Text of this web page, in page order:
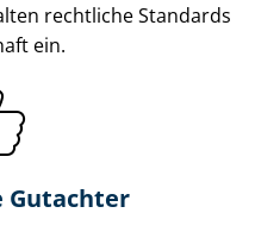
rechtliche Standards
ein.
Gutachter